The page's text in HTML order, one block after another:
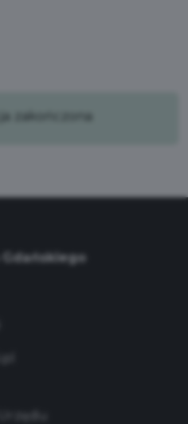
zakończona
Gdańskiego